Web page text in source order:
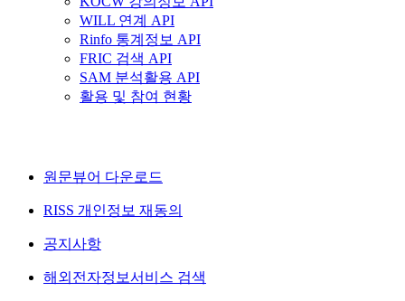
WILL 연계 API
Rinfo 통계정보 API
FRIC 검색 API
SAM 분석활용 API
활용 및 참여 현황
원문뷰어 다운로드
RISS 개인정보 재동의
공지사항
해외전자정보서비스 검색